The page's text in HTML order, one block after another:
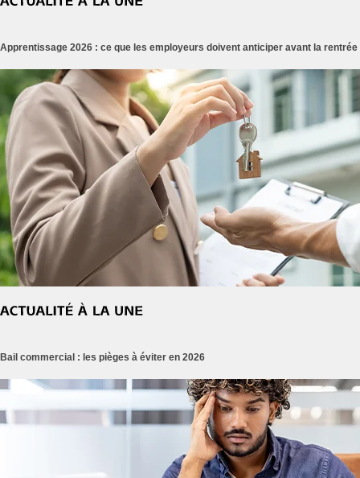
Apprentissage 2026 : ce que les employeurs doivent anticiper avant la rentrée
Bail commercial : les pièges à éviter en 2026